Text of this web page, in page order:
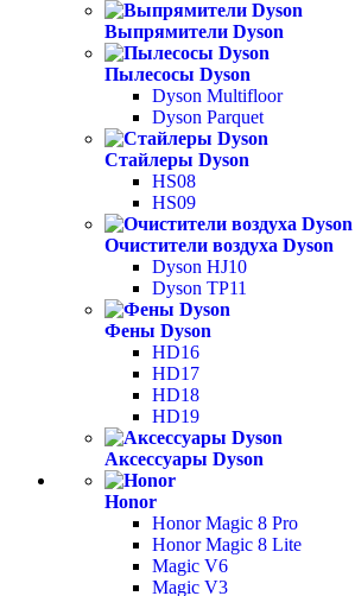
Выпрямители Dyson
Пылесосы Dyson
Dyson Multifloor
Dyson Parquet
Стайлеры Dyson
HS08
HS09
Очистители воздуха Dyson
Dyson HJ10
Dyson TP11
Фены Dyson
HD16
HD17
HD18
HD19
Аксессуары Dyson
Honor
Honor Magic 8 Pro
Honor Magic 8 Lite
Magic V6
Magic V3